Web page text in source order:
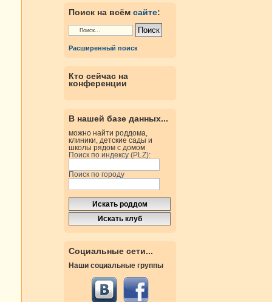
Поиск на всём сайте:
Расширенный поиск
Кто сейчас на
конференции
В нашей базе данных...
можно найти роддома,
клиники, детские сады и
школы рядом с домом
Поиск по индексу (PLZ):
Поиск по городу
Социальные сети...
Наши социальные группы